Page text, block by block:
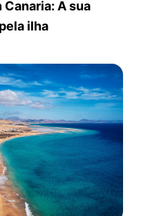
Canaria: A sua
ilha